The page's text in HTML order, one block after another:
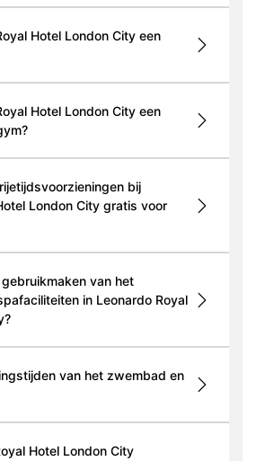
Hotel London City een
Hotel London City een
bij
London City gratis voor
van het
in Leonardo Royal
van het zwembad en
Hotel London City